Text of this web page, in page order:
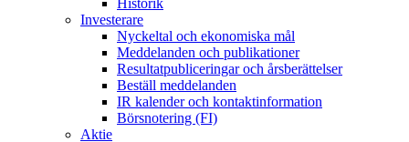
Investerare
Nyckeltal och ekonomiska mål
Meddelanden och publikationer
Resultatpubliceringar och årsberättelser
Beställ meddelanden
IR kalender och kontaktinformation
Börsnotering (FI)
Aktie